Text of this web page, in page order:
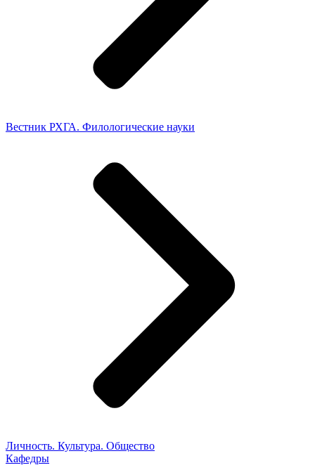
Вестник РХГА. Филологические науки
Личность. Культура. Общество
Кафедры